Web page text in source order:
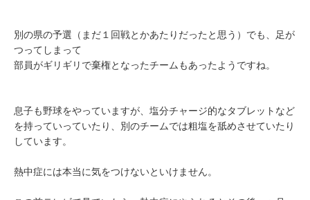
別の県の予選（まだ１回戦とかあたりだったと思う）でも、足が
つってしまって
部員がギリギリで棄権となったチームもあったようですね。
息子も野球をやっていますが、塩分チャージ的なタブレットなど
を持っていっていたり、別のチームでは粗塩を舐めさせていたり
しています。
熱中症には本当に気をつけないといけません。